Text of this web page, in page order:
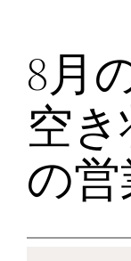
8月
空
の